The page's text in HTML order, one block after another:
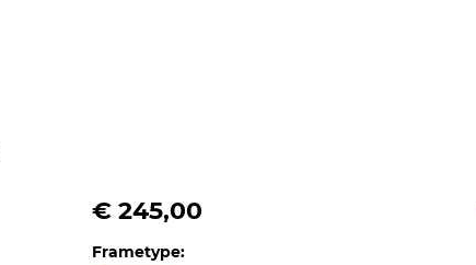
€ 245,00
Frametype: